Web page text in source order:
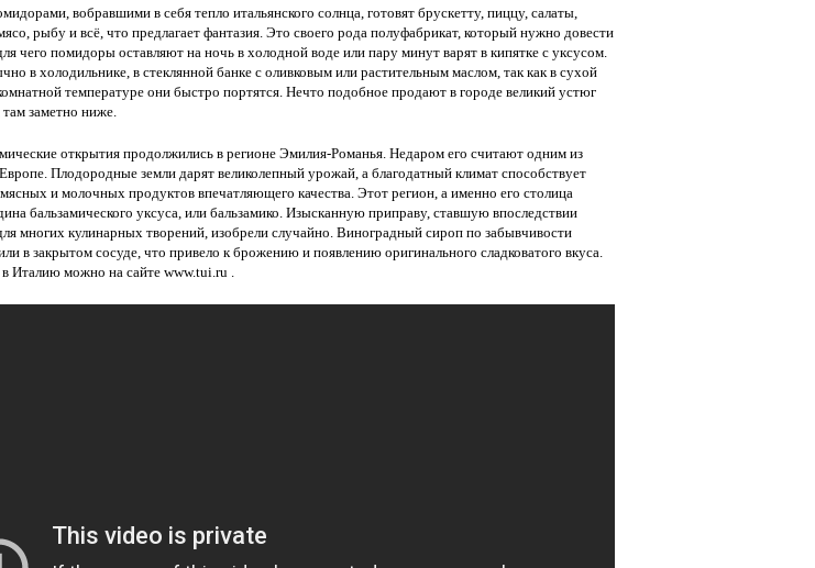
вобравшими в себя тепло итальянского солнца, готовят брускетту, пиццу, салаты,
рыбу и всё, что предлагает фантазия. Это своего рода полуфабрикат, который нужно довести
чего помидоры оставляют на ночь в холодной воде или пару минут варят в кипятке с уксусом.
в холодильнике, в стеклянной банке с оливковым или растительным маслом, так как в сухой
температуре они быстро портятся. Нечто подобное продают в городе великий устюг
там заметно ниже.
открытия продолжились в регионе Эмилия-Романья. Недаром его считают одним из
Плодородные земли дарят великолепный урожай, а благодатный климат способствует
и молочных продуктов впечатляющего качества. Этот регион, а именно его столица
бальзамического уксуса, или бальзамико. Изысканную приправу, ставшую впоследствии
многих кулинарных творений, изобрели случайно. Виноградный сироп по забывчивости
в закрытом сосуде, что привело к брожению и появлению оригинального сладковатого вкуса.
в Италию можно на сайте www.tui.ru .